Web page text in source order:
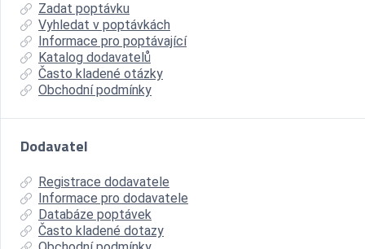
Zadat poptávku
Vyhledat v poptávkách
Informace pro poptávající
Katalog dodavatelů
Často kladené otázky
Obchodní podmínky
Dodavatel
Registrace dodavatele
Informace pro dodavatele
Databáze poptávek
Často kladené dotazy